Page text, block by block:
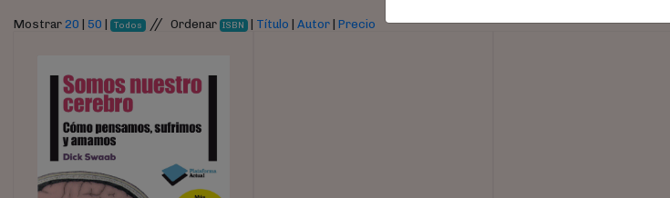
Mostrar 20 50 Todos // Ordenar ISBN Título |Autor |Precio